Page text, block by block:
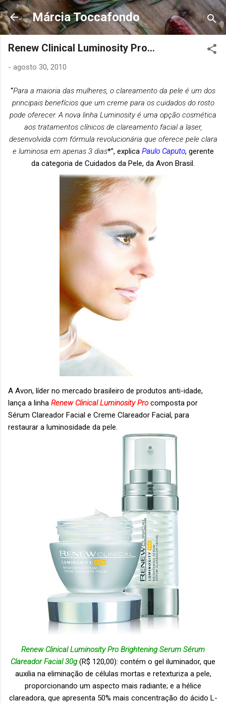
Pular para o conteúdo principal
Márcia Toccafondo
Renew Clinical Luminosity Pro...
- agosto 30, 2010
“Para a maioria das mulheres, o clareamento da pele é um dos
principais benefícios que um creme para os cuidados do rosto
pode oferecer. A nova linha Luminosity é uma opção cosmética
aos tratamentos clínicos de clareamento facial a laser,
desenvolvida com fórmula revolucionária que oferece pele clara
e luminosa em apenas 3 dias*”, explica Paulo Caputo, gerente
da categoria de Cuidados da Pele, da Avon Brasil.
A Avon, líder no mercado brasileiro de produtos anti-idade,
lança a linha Renew Clinical Luminosity Pro composta por
Sérum Clareador Facial e Creme Clareador Facial, para
restaurar a luminosidade da pele.
Renew Clinical Luminosity Pro Brightening Serum Sérum
Clareador Facial 30g (R$ 120,00): contém o gel iluminador, que
auxilia na eliminação de células mortas e retexturiza a pele,
proporcionando um aspecto mais radiante; e a hélice
clareadora, que apresenta 50% mais concentração do ácido L-